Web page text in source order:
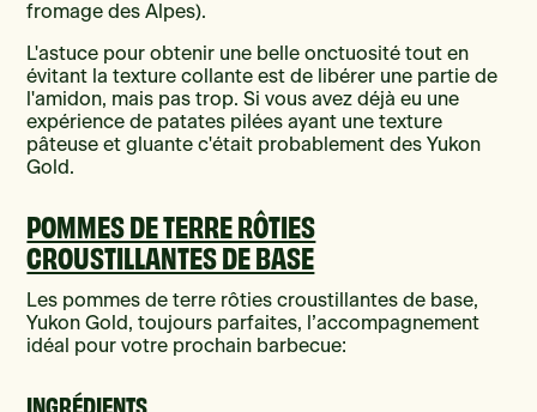
fromage des Alpes).
L'astuce pour obtenir une belle onctuosité tout en
évitant la texture collante est de libérer une partie de
l'amidon, mais pas trop. Si vous avez déjà eu une
expérience de patates pilées ayant une texture
pâteuse et gluante c'était probablement des Yukon
Gold.
POMMES DE TERRE RÔTIES
CROUSTILLANTES DE BASE
Les pommes de terre rôties croustillantes de base,
Yukon Gold, toujours parfaites, l’accompagnement
idéal pour votre prochain barbecue:
INGRÉDIENTS